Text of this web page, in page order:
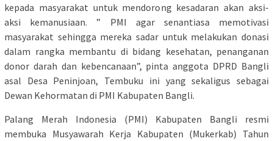
kepada masyarakat untuk mendorong kesadaran akan aksi-
aksi kemanusiaan. ” PMI agar senantiasa memotivasi
masyarakat sehingga mereka sadar untuk melakukan donasi
dalam rangka membantu di bidang kesehatan, penanganan
donor darah dan kebencanaan”, pinta anggota DPRD Bangli
asal Desa Peninjoan, Tembuku ini yang sekaligus sebagai
Dewan Kehormatan di PMI Kabupaten Bangli.
Palang Merah Indonesia (PMI) Kabupaten Bangli resmi
membuka Musyawarah Kerja Kabupaten (Mukerkab) Tahun